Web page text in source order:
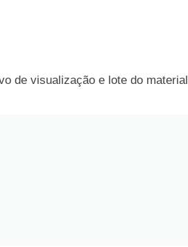
de visualização e lote do material